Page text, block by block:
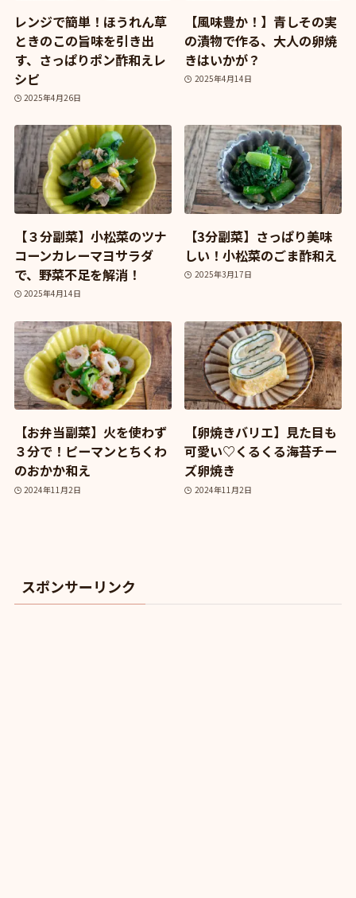
レンジで簡単！ほうれん草
ときのこの旨味を引き出
す、さっぱりポン酢和えレ
シピ
2025年4月26日
【風味豊か！】青しその実
の漬物で作る、大人の卵焼
きはいかが？
2025年4月14日
【３分副菜】小松菜のツナ
コーンカレーマヨサラダ
で、野菜不足を解消！
2025年4月14日
【3分副菜】さっぱり美味
しい！小松菜のごま酢和え
2025年3月17日
【お弁当副菜】火を使わず
３分で！ピーマンとちくわ
のおかか和え
2024年11月2日
【卵焼きバリエ】見た目も
可愛い♡くるくる海苔チー
ズ卵焼き
2024年11月2日
スポンサーリンク